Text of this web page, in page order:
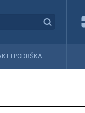
I PODRŠKA